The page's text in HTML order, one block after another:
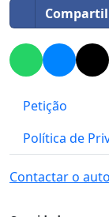
Petição
Política de
Contactar o